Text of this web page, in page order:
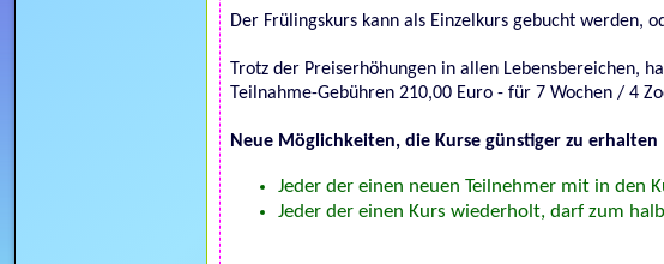
Der Frülingskurs kann als Einzelkurs gebucht werden,
Trotz der Preiserhöhungen in allen Lebensbereichen,
Teilnahme-Gebühren 210,00 Euro - für 7 Wochen / 4
Neue Möglichkeiten, die Kurse günstiger zu erhalten
Jeder der einen neuen Teilnehmer mit in den
Jeder der einen Kurs wiederholt, darf zum